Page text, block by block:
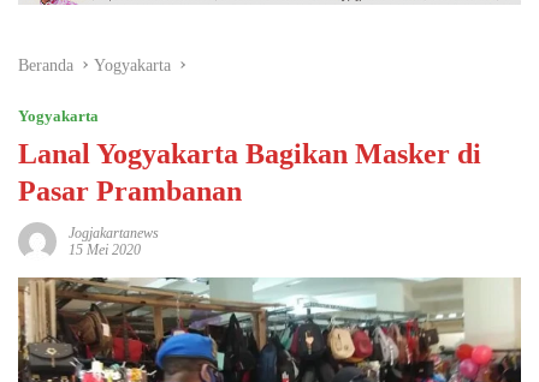
Beranda Yogyakarta
Yogyakarta
Lanal Yogyakarta Bagikan Masker di
Pasar Prambanan
Jogjakartanews
15 Mei 2020